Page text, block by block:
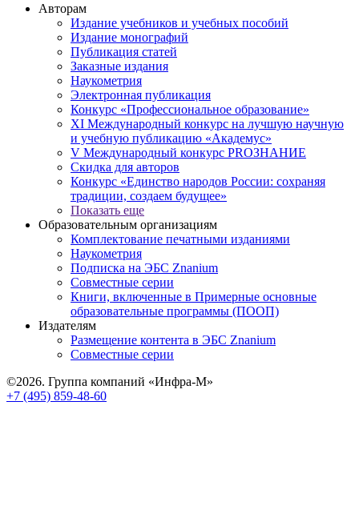
Авторам
Издание учебников и учебных пособий
Издание монографий
Публикация статей
Заказные издания
Наукометрия
Электронная публикация
Конкурс «Профессиональное образование»
XI Международный конкурс на лучшую научную
и учебную публикацию «Академус»
V Международный конкурс PROЗНАНИЕ
Скидка для авторов
Конкурс «Единство народов России: сохраняя
традиции, создаем будущее»
Показать еще
Образовательным организациям
Комплектование печатными изданиями
Наукометрия
Подписка на ЭБС Znanium
Совместные серии
Книги, включенные в Примерные основные
образовательные программы (ПООП)
Издателям
Размещение контента в ЭБС Znanium
Совместные серии
©2026. Группа компаний «Инфра-М»
+7 (495) 859-48-60